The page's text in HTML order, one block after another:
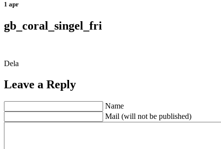
1 apr
gb_coral_singel_fri
Dela
Leave a Reply
Name
Mail (will not be published)